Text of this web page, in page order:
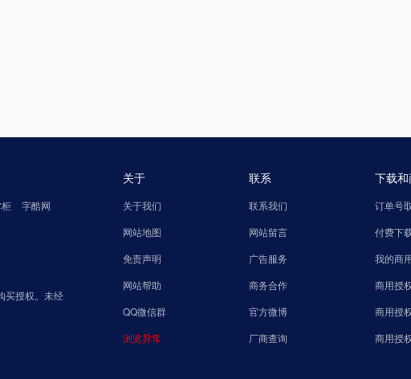
字酷网
买授权。未经
关于
关于我们
网站地图
免责声明
网站帮助
QQ微信群
浏览异常
联系
联系我们
网站留言
广告服务
商务合作
官方微博
厂商查询
下载
订单号
付费下
我的商
商用授
商用授
商用授